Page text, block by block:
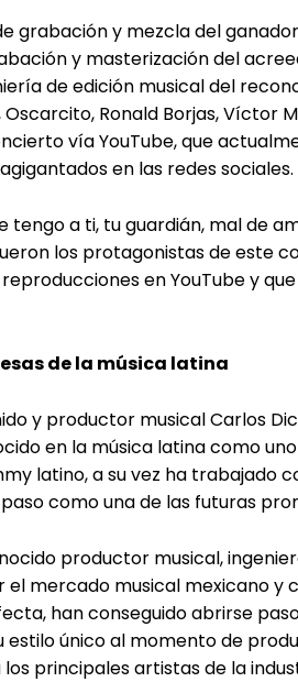
grabación y mezcla del
y masterización del
de edición musical del
Ronald Borjas, Víctor
vía YouTube, que
en las redes sociales.
tengo a ti, tu guardián, mal de
los protagonistas de este
en YouTube y
de la música latina
y productor musical Carlos
en la música latina como
latino, a su vez ha trabajado
como una de las futuras
productor musical,
el mercado musical mexicano y
han conseguido abrirse
único al momento de
principales artistas de la